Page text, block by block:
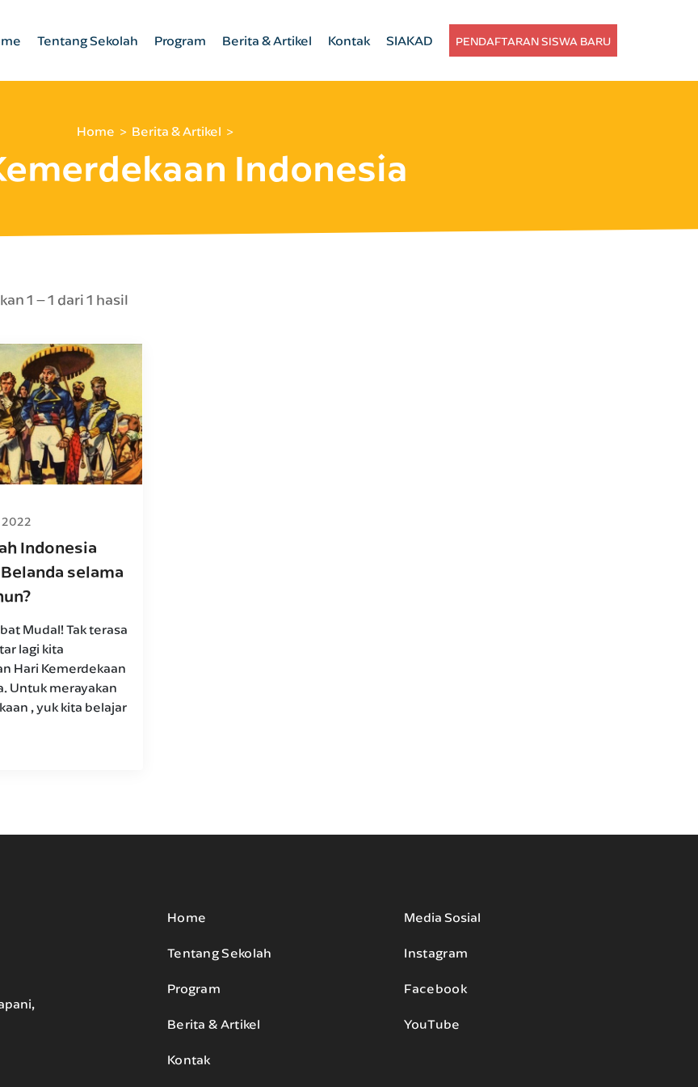
Tentang Sekolah Program Berita & Artikel Kontak SIAKAD PENDAFTARAN SISWA BARU
Home Berita & Artikel
Indonesia
1 – 1 dari 1 hasil
2022
Indonesia
selama
Mudal! Tak terasa
lagi kita
Hari Kemerdekaan
Untuk merayakan
, yuk kita belajar
Home
Tentang Sekolah
Program
Berita & Artikel
Kontak
Media Sosial
Instagram
Facebook
YouTube